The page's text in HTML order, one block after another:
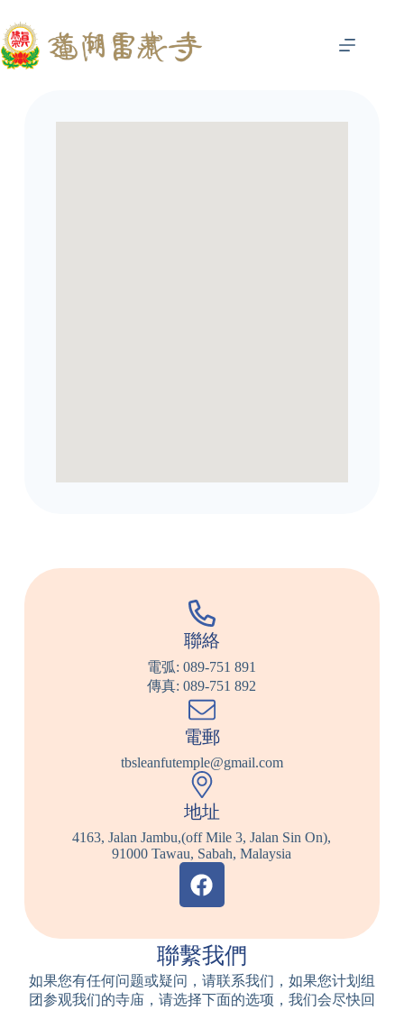
聯絡
電弧: 089-751 891
傳真: 089-751 892
電郵
tbsleanfutemple@gmail.com
地址
4163, Jalan Jambu,(off Mile 3, Jalan Sin On),
91000 Tawau, Sabah, Malaysia
聯繫我們
如果您有任何问题或疑问，请联系我们，如果您计划组
团参观我们的寺庙，请选择下面的选项，我们会尽快回